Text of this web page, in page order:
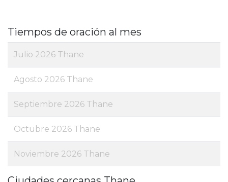
Tiempos de oración al mes
Julio 2026 Thane
Agosto 2026 Thane
Septiembre 2026 Thane
Octubre 2026 Thane
Noviembre 2026 Thane